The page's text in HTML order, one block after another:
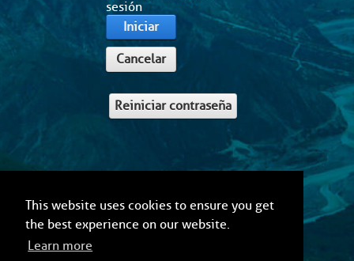
This website uses cookies to ensure you get
the best experience on our website.
Learn more
sesión
Iniciar
Cancelar
Reiniciar contraseña